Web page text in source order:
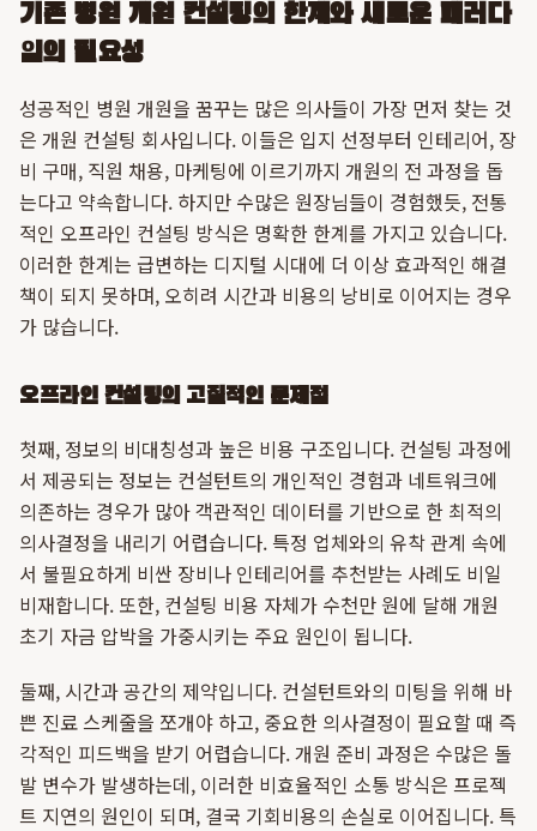
기존 병원 개원 컨설팅의 한계와 새로운 패러다
임의 필요성
성공적인 병원 개원을 꿈꾸는 많은 의사들이 가장 먼저 찾는 것
은 개원 컨설팅 회사입니다. 이들은 입지 선정부터 인테리어, 장
비 구매, 직원 채용, 마케팅에 이르기까지 개원의 전 과정을 돕
는다고 약속합니다. 하지만 수많은 원장님들이 경험했듯, 전통
적인 오프라인 컨설팅 방식은 명확한 한계를 가지고 있습니다.
이러한 한계는 급변하는 디지털 시대에 더 이상 효과적인 해결
책이 되지 못하며, 오히려 시간과 비용의 낭비로 이어지는 경우
가 많습니다.
오프라인 컨설팅의 고질적인 문제점
첫째, 정보의 비대칭성과 높은 비용 구조입니다. 컨설팅 과정에
서 제공되는 정보는 컨설턴트의 개인적인 경험과 네트워크에
의존하는 경우가 많아 객관적인 데이터를 기반으로 한 최적의
의사결정을 내리기 어렵습니다. 특정 업체와의 유착 관계 속에
서 불필요하게 비싼 장비나 인테리어를 추천받는 사례도 비일
비재합니다. 또한, 컨설팅 비용 자체가 수천만 원에 달해 개원
초기 자금 압박을 가중시키는 주요 원인이 됩니다.
둘째, 시간과 공간의 제약입니다. 컨설턴트와의 미팅을 위해 바
쁜 진료 스케줄을 쪼개야 하고, 중요한 의사결정이 필요할 때 즉
각적인 피드백을 받기 어렵습니다. 개원 준비 과정은 수많은 돌
발 변수가 발생하는데, 이러한 비효율적인 소통 방식은 프로젝
트 지연의 원인이 되며, 결국 기회비용의 손실로 이어집니다. 특